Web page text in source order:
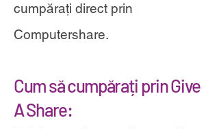
cumpărați direct prin
Computershare.
Cum să cumpărați prin Give
A Share: